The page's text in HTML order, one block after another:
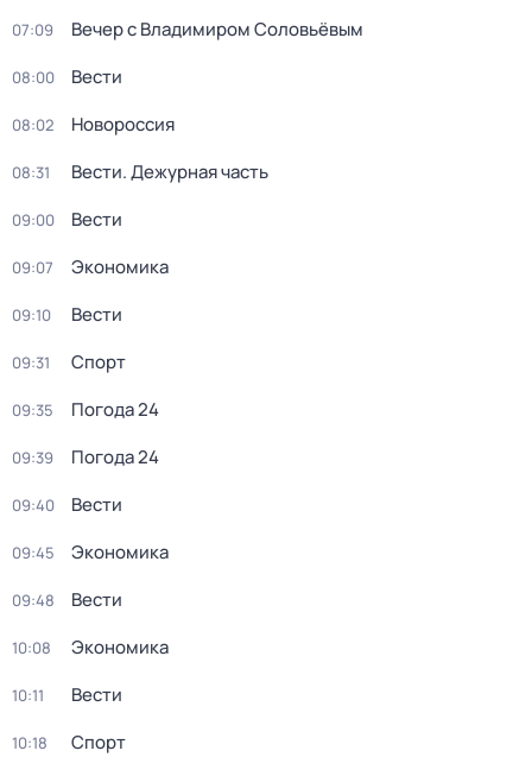
07:09 Вечер с Владимиром Соловьёвым
08:00 Вести
08:02 Новороссия
08:31 Вести. Дежурная часть
09:00 Вести
09:07 Экономика
09:10 Вести
09:31 Спорт
09:35 Погода 24
09:39 Погода 24
09:40 Вести
09:45 Экономика
09:48 Вести
10:08 Экономика
10:11 Вести
10:18 Спорт